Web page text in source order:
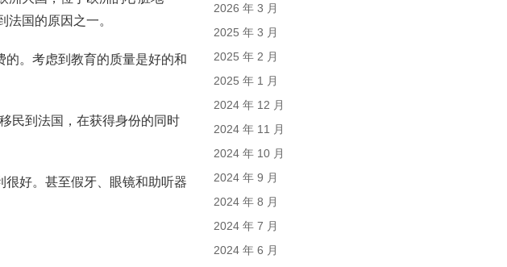
国的原因之一。
。考虑到教育的质量是好的和
民到法国，在获得身份的同时
好。甚至假牙、眼镜和助听器
2026 年 3 月
2025 年 3 月
2025 年 2 月
2025 年 1 月
2024 年 12 月
2024 年 11 月
2024 年 10 月
2024 年 9 月
2024 年 8 月
2024 年 7 月
2024 年 6 月